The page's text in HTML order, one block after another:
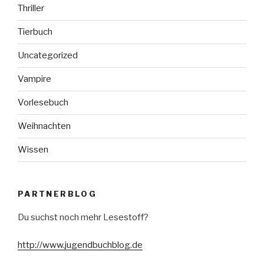
Thriller
Tierbuch
Uncategorized
Vampire
Vorlesebuch
Weihnachten
Wissen
PARTNERBLOG
Du suchst noch mehr Lesestoff?
http://www.jugendbuchblog.de